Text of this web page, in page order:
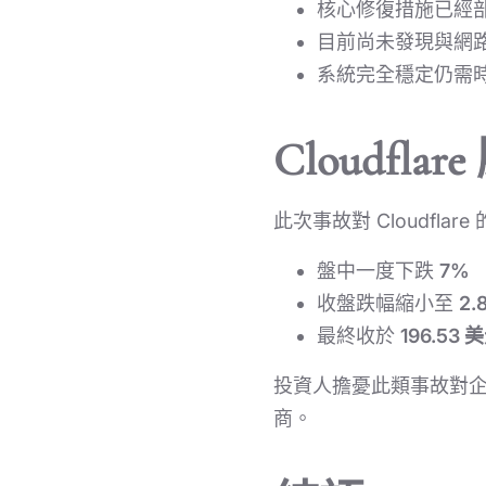
核心修復措施已經
目前尚未發現與網
系統完全穩定仍需
此次事故對 Cloudflare
盤中一度下跌 7%
收盤跌幅縮小至
最終收於 196.53
投資人擔憂此類事故對
商。